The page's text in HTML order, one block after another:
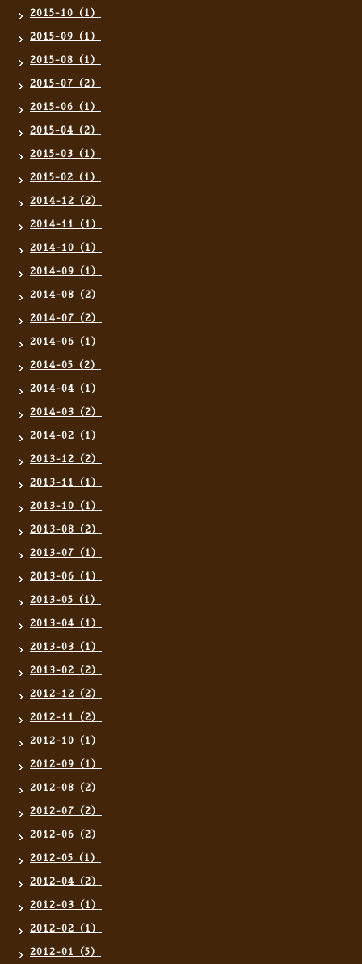
2015-10（1）
2015-09（1）
2015-08（1）
2015-07（2）
2015-06（1）
2015-04（2）
2015-03（1）
2015-02（1）
2014-12（2）
2014-11（1）
2014-10（1）
2014-09（1）
2014-08（2）
2014-07（2）
2014-06（1）
2014-05（2）
2014-04（1）
2014-03（2）
2014-02（1）
2013-12（2）
2013-11（1）
2013-10（1）
2013-08（2）
2013-07（1）
2013-06（1）
2013-05（1）
2013-04（1）
2013-03（1）
2013-02（2）
2012-12（2）
2012-11（2）
2012-10（1）
2012-09（1）
2012-08（2）
2012-07（2）
2012-06（2）
2012-05（1）
2012-04（2）
2012-03（1）
2012-02（1）
2012-01（5）